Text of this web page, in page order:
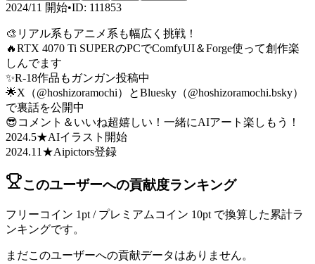
2024/11 開始•ID: 111853
🎨リアル系もアニメ系も幅広く挑戦！
🔥RTX 4070 Ti SUPERのPCでComfyUI＆Forge使って創作楽
しんでます
✨R-18作品もガンガン投稿中
🌟X（@hoshizoramochi）とBluesky（@hoshizoramochi.bsky）
で裏話を公開中
😎コメント＆いいね超嬉しい！一緒にAIアート楽しもう！
2024.5★AIイラスト開始
2024.11★Aipictors登録
このユーザーへの貢献度ランキング
フリーコイン 1pt / プレミアムコイン 10pt で換算した累計ラ
ンキングです。
まだこのユーザーへの貢献データはありません。